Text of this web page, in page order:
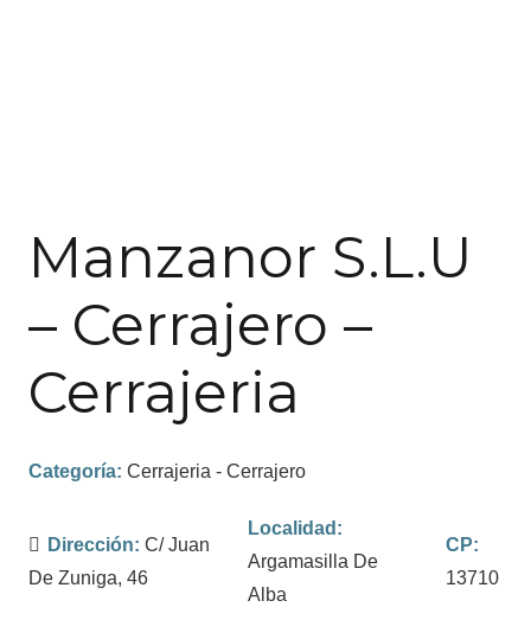
Manzanor S.L.U
– Cerrajero –
Cerrajeria
Categoría: Cerrajeria - Cerrajero
Dirección:C/ Juan
De Zuniga, 46
Localidad:
Argamasilla De
Alba
CP:
13710